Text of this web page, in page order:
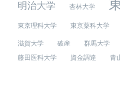
明治大学
杏林大学
東京理科大学 東京薬科大学
滋賀大学 破産 群馬大学
藤田医科大学 資金調達 青